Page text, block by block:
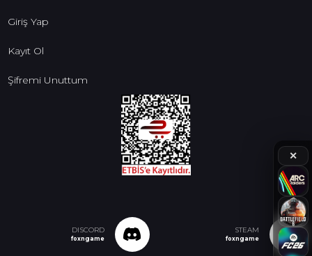
✕
Giriş Yap
Kayıt Ol
Şifremi Unuttum
DISCORD
foxngame
STEAM
foxngame